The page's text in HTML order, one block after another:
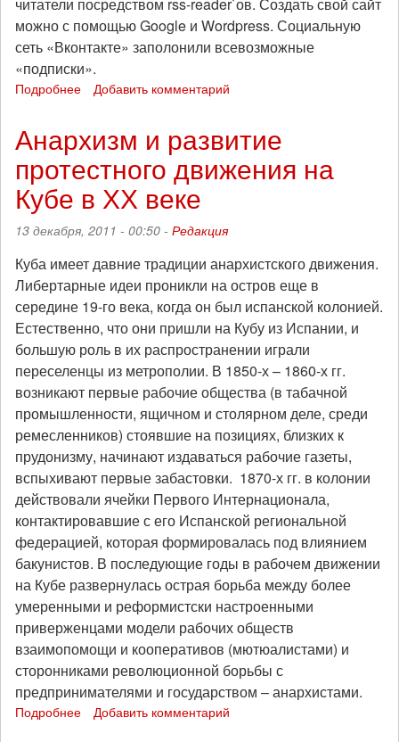
можно с помощью Google и Wordpress. Социальную
сеть «Вконтакте» заполонили всевозможные
«подписки».
Подробнее
сила
Добавить комментарий
Анархизм и развитие
протестного движения на
Кубе в ХХ веке
13 декабря, 2011 - 00:50 - Редакция
Куба имеет давние традиции анархистского движения.
Либертарные идеи проникли на остров еще в
середине 19-го века, когда он был испанской колонией.
Естественно, что они пришли на Кубу из Испании, и
большую роль в их распространении играли
переселенцы из метрополии. В 1850-х – 1860-х гг.
возникают первые рабочие общества (в табачной
промышленности, ящичном и столярном деле, среди
ремесленников) стоявшие на позициях, близких к
прудонизму, начинают издаваться рабочие газеты,
вспыхивают первые забастовки. 1870-х гг. в колонии
действовали ячейки Первого Интернационала,
контактировавшие с его Испанской региональной
федерацией, которая формировалась под влиянием
бакунистов. В последующие годы в рабочем движении
на Кубе развернулась острая борьба между более
умеренными и реформистски настроенными
приверженцами модели рабочих обществ
взаимопомощи и кооперативов (мютюалистами) и
сторонниками революционной борьбы с
предпринимателями и государством – анархистами.
Подробнее Добавить комментарий